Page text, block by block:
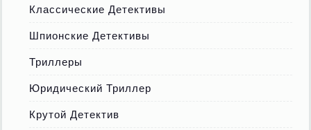
Классические Детективы
Шпионские Детективы
Триллеры
Юридический Триллер
Крутой Детектив